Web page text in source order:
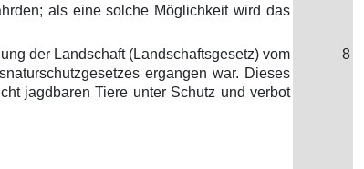
als eine solche Möglichkeit wird das
der Landschaft (Landschaftsgesetz) vom
ergangen war. Dieses
jagdbaren Tiere unter Schutz und verbot
8